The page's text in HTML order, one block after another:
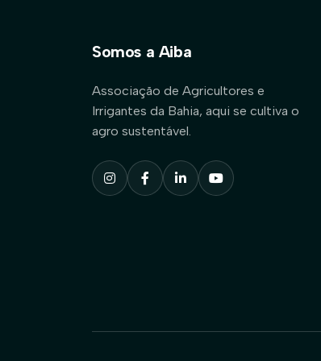
Somos a Aiba
Associação de Agricultores e
Irrigantes da Bahia, aqui se cultiva o
agro sustentável.